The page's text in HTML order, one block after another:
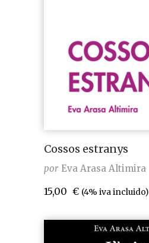
Cossos estranys
por Eva Arasa Altimira
15,00 € (4% iva incluido)